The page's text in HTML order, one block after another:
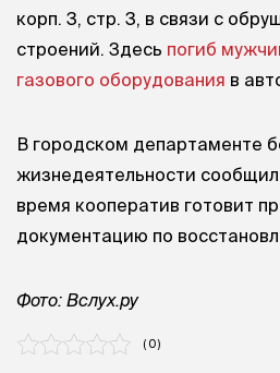
корп. 3, стр. 3, в связи с
строений. Здесь погиб
газового оборудования в
В городском департаменте
жизнедеятельности
время кооператив готовит
документацию по
Фото: Вслух.ру
( 0 )